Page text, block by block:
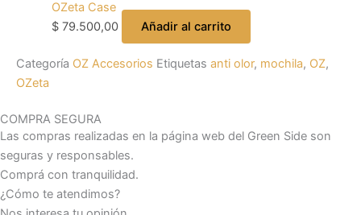
OZeta Case
$79.500,00 Añadir al carrito
Categoría OZ Accesorios Etiquetas anti olor, mochila, OZ,
OZeta
COMPRA SEGURA
Las compras realizadas en la página web del Green Side son
seguras y responsables.
Comprá con tranquilidad.
¿Cómo te atendimos?